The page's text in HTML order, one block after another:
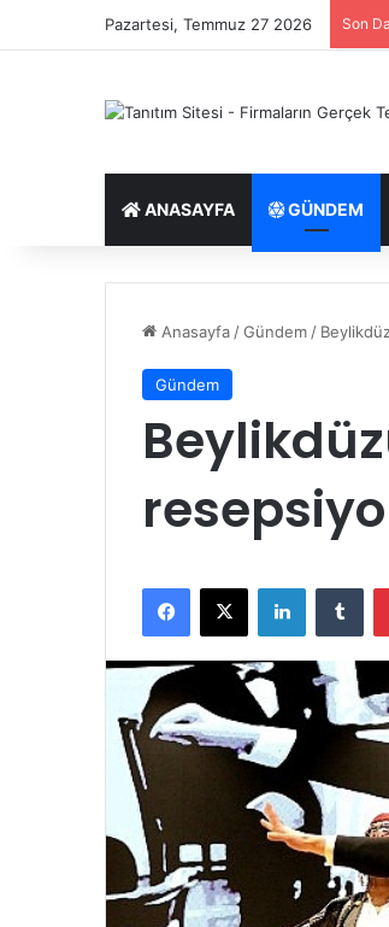
Pazartesi, Temmuz 27 2026 Son
ANASAYFA GÜNDEM
Anasayfa /Gündem /
Gündem